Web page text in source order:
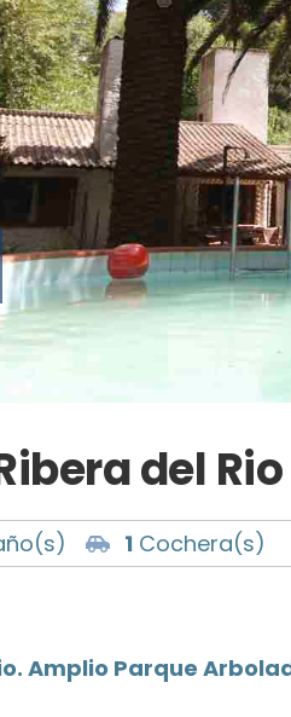
del
1 Cochera(s)
Amplio Parque